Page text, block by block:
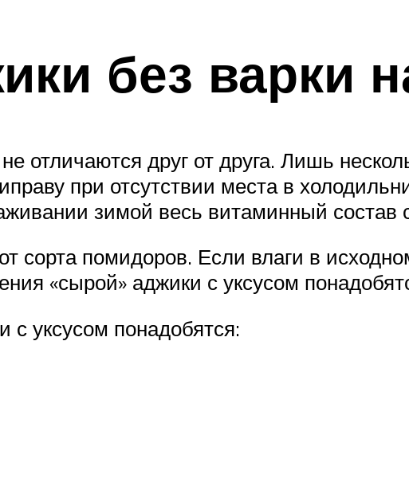
без варки
отличаются друг от друга. Лишь
при отсутствии места в
зимой весь витаминный состав
сорта помидоров. Если влаги в
«сырой» аджики с уксусом
с уксусом понадобятся: